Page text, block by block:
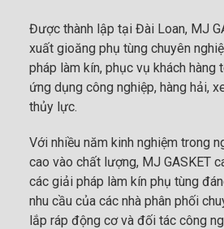
Được thành lập tại Đài Loan, MJ
xuất gioăng phụ tùng chuyên
pháp làm kín, phục vụ khách hàng
ứng dụng công nghiệp, hàng hải,
thủy lực.
Với nhiều năm kinh nghiệm trong
cao vào chất lượng, MJ GASKET
các giải pháp làm kín phụ tùng
nhu cầu của các nhà phân phối
lắp ráp động cơ và đối tác công